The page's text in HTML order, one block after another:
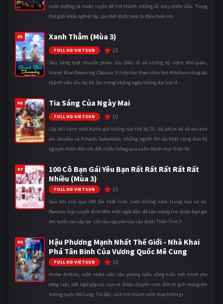
nuôi dưỡng và huấn luyện để trở thành những cỗ máy chiến đấu. Trong
thế giới khắc nghiệt ấy, cái chết được xem là điều hiển nh ...
#5 Xanh Thẳm (Mùa 3)
FULL HD VIETSUB 10
Sau hàng loạt chuyến phiêu lưu điên rồ và những kỷ niệm khó quên,
Grand Blue Dreaming (Season 3) tiếp tục theo chân Iori Kitahara cùng các
thành viên câu lạc bộ lặn trong những ngày tháng đại học đ ...
#6 Tia Sáng Của Ngày Mai
FULL HD VIETSUB 10
Lấy bối cảnh một Kyoto giả tưởng của thế kỷ 20, bộ phim kể về hai anh
em Seiroku và Kihachi Sakamoto, những người ôm ấp khát vọng đưa Kỷ
nguyên Điện đến với đất nước thông qua cuốn Danh mục Điện th ...
#7
100 Cô Bạn Gái Yêu Bạn Rất Rất Rất Rất Rất
Nhiều (Mùa 3)
FULL HD VIETSUB 10
Sau khi trải qua 100 lần thất tình suốt những năm trung học cơ sở,
Rentaro Aijo quyết định đến một ngôi đền để cầu mong tìm được bạn gái
khi bước vào cấp ba. Lời cầu nguyện của cậu được Thần Tình Y ...
#8
Hậu Phương Mạnh Nhất Thế Giới - Nhà Khai
Phá Tân Binh Của Vương Quốc Mê Cung
FULL HD VIETSUB 10
Atobe Arihito, một nhân viên văn phòng luôn cống hiến hết mình cho
công việc, bất ngờ gặp tai nạn và được chuyển sinh đến dị giới mang tên
Vương quốc Mê Cung. Tại đây, anh trở thành một mạo hiểm gi ...